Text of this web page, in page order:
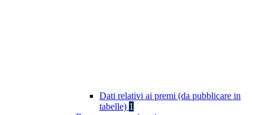
Dati relativi ai premi (da pubblicare in
tabelle) 1